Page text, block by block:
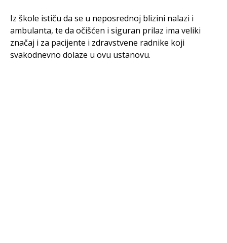
Iz škole ističu da se u neposrednoj blizini nalazi i
ambulanta, te da očišćen i siguran prilaz ima veliki
značaj i za pacijente i zdravstvene radnike koji
svakodnevno dolaze u ovu ustanovu.